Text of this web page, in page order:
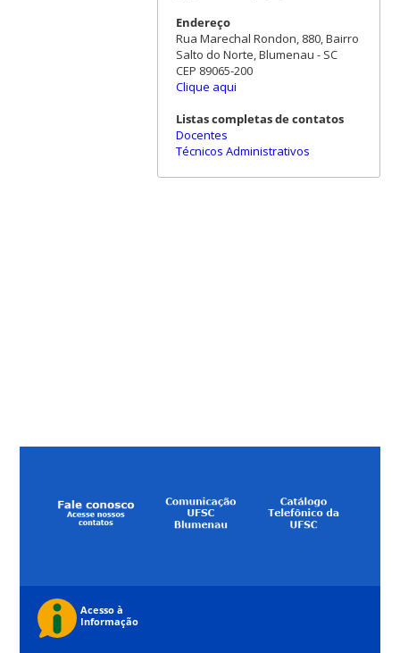
Endereço
Rua Marechal Rondon, 880, Bairro
Salto do Norte, Blumenau - SC
CEP 89065-200
Clique aqui
Listas completas de contatos
Docentes
Técnicos Administrativos